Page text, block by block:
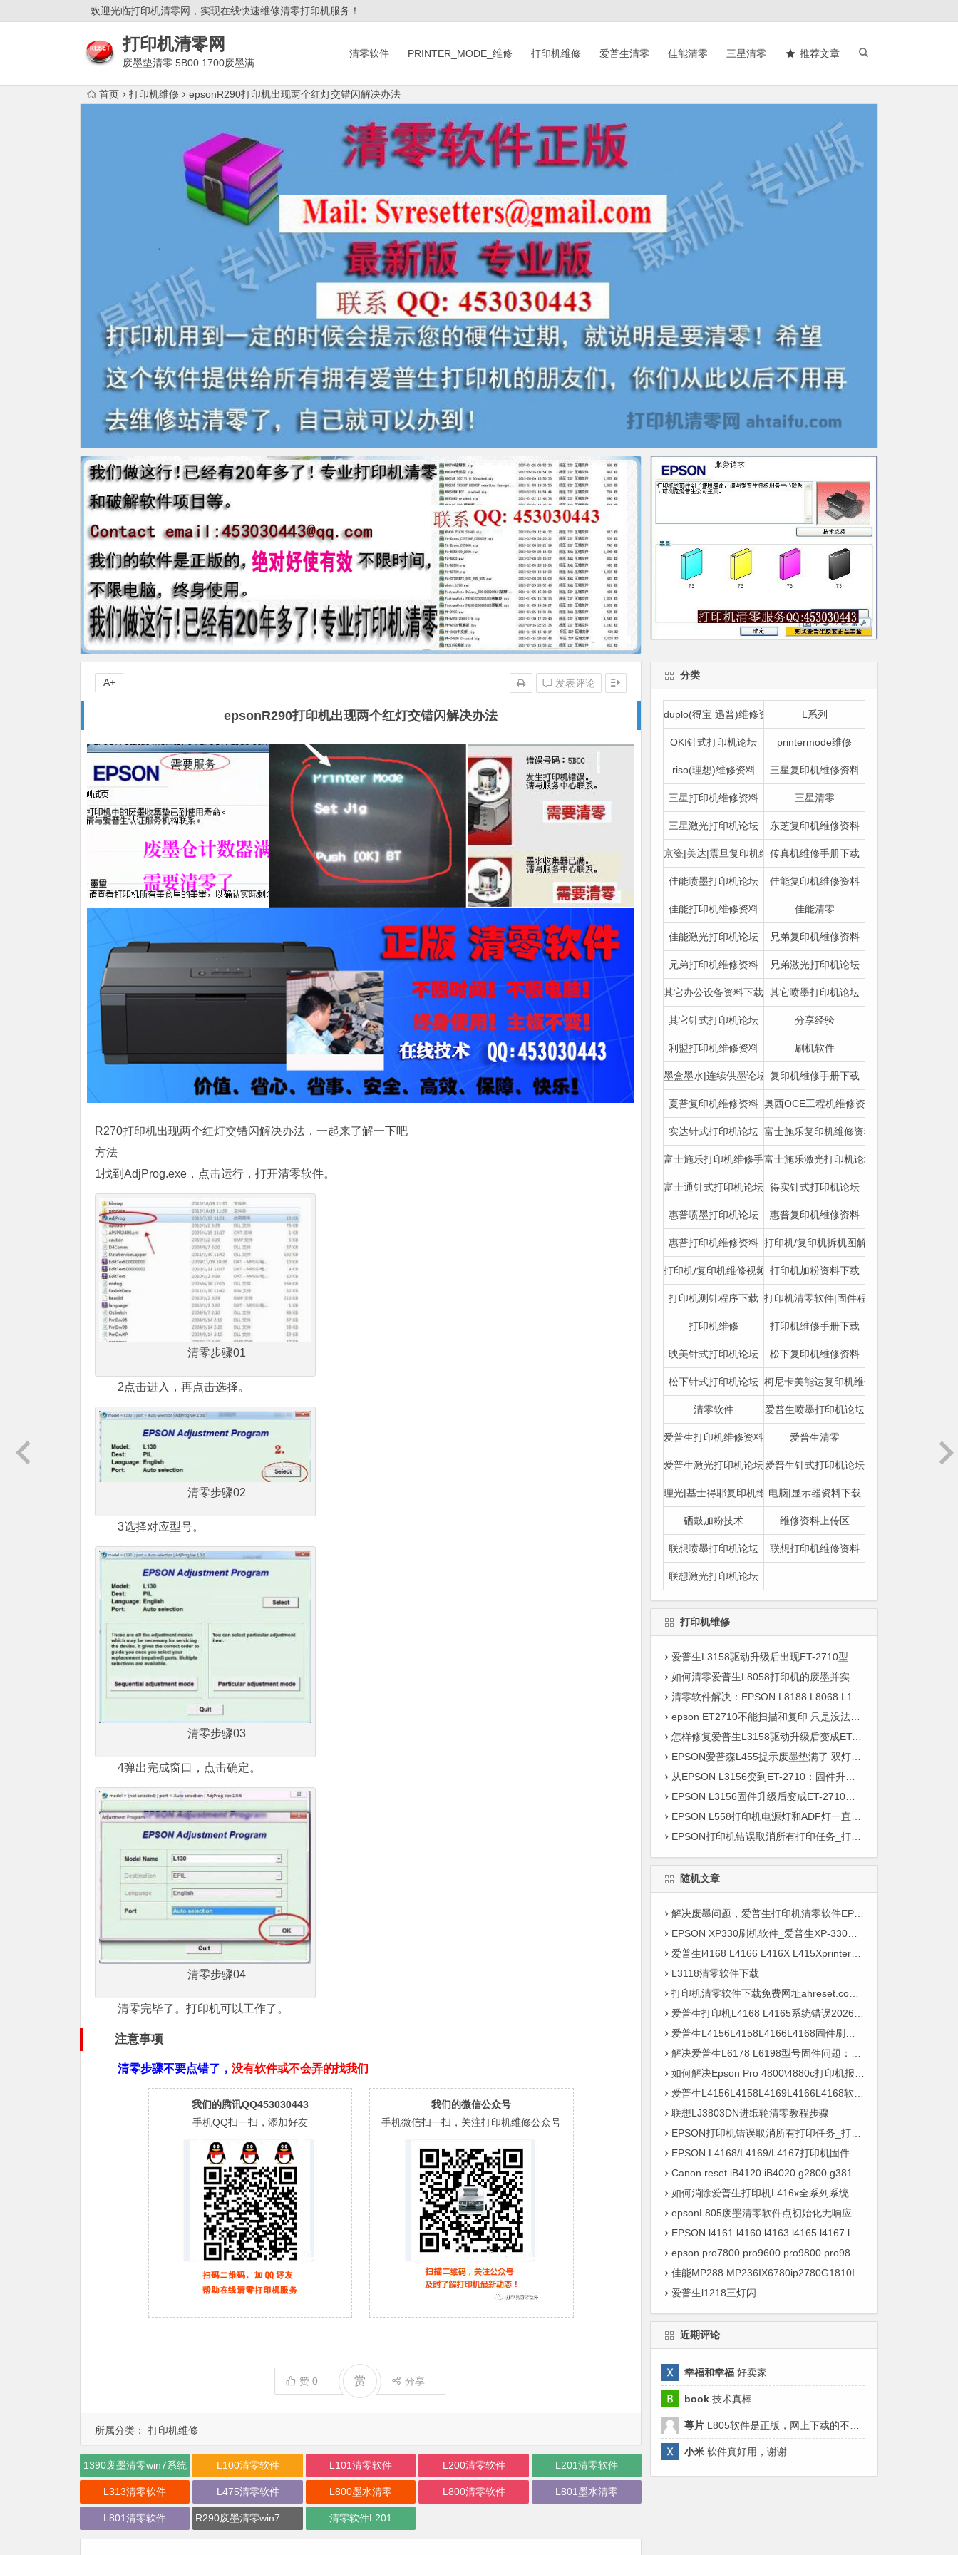
欢迎光临打印机清零网，实现在线快速维修清零打印机服务！
打印机清零网
废墨垫清零 5B00 1700废墨满
清零软件 PRINTER_MODE_维修 打印机维修 爱普生清零 佳能清零 三星清零 推荐文章
首页 打印机维修 epsonR290打印机出现两个红灯交错闪解决办法
epsonR290打印机出现两个红灯交错闪解决办法
发表评论
A+
所属分类： 打印机维修
R270打印机出现两个红灯交错闪解决办法，一起来了解一下吧
方法
1找到AdjProg.exe，点击运行，打开清零软件。
清零步骤01
2点击进入，再点击选择。
清零步骤02
3选择对应型号。
清零步骤03
4弹出完成窗口，点击确定。
清零步骤04
清零完毕了。打印机可以工作了。
注意事项
清零步骤不要点错了， 没有软件或不会弄的找我们
我们的腾讯QQ453030443
手机QQ扫一扫，添加好友
我们的微信公众号
手机微信扫一扫，关注打印机维修公众号
赞 0 赏 分享
1390废墨清零win7系统 L100清零软件 L101清零软件 L200清零软件 L201清零软件
L313清零软件 L475清零软件 L800墨水清零 L800清零软件 L801墨水清零
L801清零软件 清零软件L201
分类
duplo(得宝 迅普)维修资料 L系列
OKI针式打印机论坛 printermode维修
riso(理想)维修资料 三星复印机维修资料
三星打印机维修资料 三星清零
三星激光打印机论坛 东芝复印机维修资料
京瓷|美达|震旦复印机维修资料传真机维修手册下载
佳能喷墨打印机论坛 佳能复印机维修资料
佳能打印机维修资料 佳能清零
佳能激光打印机论坛 兄弟复印机维修资料
兄弟打印机维修资料 兄弟激光打印机论坛
其它办公设备资料下载 其它喷墨打印机论坛
其它针式打印机论坛 分享经验
利盟打印机维修资料 刷机软件
墨盒墨水|连续供墨论坛 复印机维修手册下载
夏普复印机维修资料 奥西OCE工程机维修资料
实达针式打印机论坛 富士施乐复印机维修资料
富士施乐打印机维修手册富士施乐激光打印机论坛
富士通针式打印机论坛 得实针式打印机论坛
惠普喷墨打印机论坛 惠普复印机维修资料
惠普打印机维修资料 打印机/复印机拆机图解下载
打印机/复印机维修视频|图文教程打印机加粉资料下载
打印机测针程序下载 打印机清零软件|固件程序下载
打印机维修 打印机维修手册下载
映美针式打印机论坛 松下复印机维修资料
松下针式打印机论坛 柯尼卡美能达复印机维修资料
清零软件 爱普生喷墨打印机论坛
爱普生打印机维修资料 爱普生清零
爱普生激光打印机论坛爱普生针式打印机论坛
理光|基士得耶复印机维修资料电脑|显示器资料下载
硒鼓加粉技术 维修资料上传区
联想喷墨打印机论坛 联想打印机维修资料
联想激光打印机论坛
打印机维修
爱普生L3158驱动升级后出现ET-2710型号，有什么解决方法？
如何清零爱普生L8058打印机的废墨并实现无边距打印？
清零软件解决：EPSON L8188 L8068 L18058L8058 XP10580 打印机喷头堵塞清洗喷头
epson ET2710不能扫描和复印 只是没法扫描和WIFI
怎样修复爱普生L3158驱动升级后变成ET-2710型号的问题？
EPSON爱普森L455提示废墨垫满了 双灯来回交替闪
从EPSON L3156变到ET-2710：固件升级引发的问题及解决方案
EPSON L3156固件升级后变成ET-2710？别担心，这里有解决方法！
EPSON L558打印机电源灯和ADF灯一直在闪烁是什么问题？
EPSON打印机错误取消所有打印任务_打开扫描仪部件并取出所有来纸…
随机文章
解决废墨问题，爱普生打印机清零软件EP-M570T ET-2650 EW-M670FT ET-4750
EPSON XP330刷机软件_爱普生XP-330墨盒连供无法识别不认墨盒解决
爱普生l4168 L4166 L416X L415Xprintermode_set jig_push[OK]BT固件升级失败刷机还原
L3118清零软件下载
打印机清零软件下载免费网址ahreset.com快去下载吧！
爱普生打印机L4168 L4165系统错误202604的解决方法
爱普生L4156L4158L4166L4168固件刷机全攻略，让你的打印机驱动更加稳定！
解决爱普生L6178 L6198型号固件问题：刷机修复ET-4750 ET4760固件
如何解决Epson Pro 4800\4880c打印机报错代码0001002dD-清零
爱普生L4156L4158L4169L4166L4168软件刷机程序指南，让你的打印机功能更加强大！ 写一篇文章
联想LJ3803DN进纸轮清零教程步骤
EPSON打印机错误取消所有打印任务_打开扫描仪部件并取出所有来纸…
EPSON L4168/L4169/L4167打印机固件升级刷机常见问题解答
Canon reset iB4120 iB4020 g2800 g3810 mg3580 printer error 5B00
如何消除爱普生打印机L416x全系列系统错误202604故障
epsonL805废墨清零软件点初始化无响应怎么回事？
EPSON l4161 l4160 l4163 l4165 l4167 l4168 l4169打印机开机报错printer mode如何解决？
epson pro7800 pro9600 pro9800 pro9880c打印机废墨清零软件_爱普生屏幕0001003f错误代码
佳能MP288 MP236IX6780ip2780G1810IX4000IX5000打印机支持代码5b00废墨清零软件使用方法教程
爱普生l1218三灯闪
近期评论
幸福和幸福好卖家
book技术真棒
萼片L805软件是正版，网上下载的不好用，来这里清零来对了哈。
小米软件真好用，谢谢